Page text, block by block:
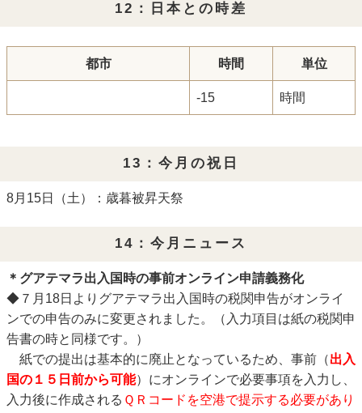
12：日本との時差
都市 時間 単位
-15 時間
13：今月の祝日
8月15日（土）：歳暮被昇天祭
14：今月ニュース
＊グアテマラ出入国時の事前オンライン申請義務化
◆７月18日よりグアテマラ出入国時の税関申告がオンライ
ンでの申告のみに変更されました。（入力項目は紙の税関申
告書の時と同様です。）
紙での提出は基本的に廃止となっているため、事前（出入
国の１５日前から可能）にオンラインで必要事項を入力し、
入力後に作成される ＱＲコードを空港で提示する必要があり